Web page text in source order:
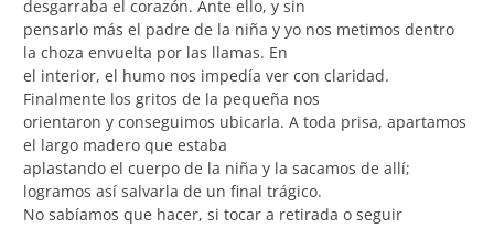
desgarraba el corazón. Ante ello, y sin
pensarlo más el padre de la niña y yo nos metimos dentro
la choza envuelta por las llamas. En
el interior, el humo nos impedía ver con claridad.
Finalmente los gritos de la pequeña nos
orientaron y conseguimos ubicarla. A toda prisa, apartamos
el largo madero que estaba
aplastando el cuerpo de la niña y la sacamos de allí;
logramos así salvarla de un final trágico.
No sabíamos que hacer, si tocar a retirada o seguir